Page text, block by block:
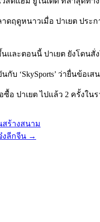
ฤดูหนาวเมื่อ ปาเยต ประ
ละตอนนี้ ปาเยต ยังโดนสั่
กับ ‘SkySports’ ว่ายื่นข้อ
อ ปาเยต ไปแล้ว 2 ครั้งใน
ร้างสนาม
งลีกจีน →